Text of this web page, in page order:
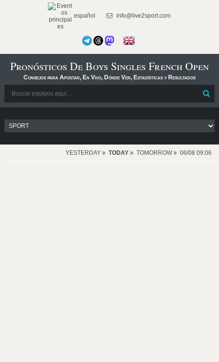
español info@live2sport.com
Pronósticos De Boys Singles French Open
Consejos para Apostar, En Vivo, Dónde Ver, Estadísticas y Resultados
YESTERDAY TODAY TOMORROW 06/08 09:06